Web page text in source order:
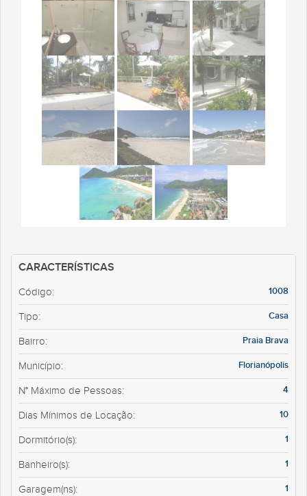
CARACTERÍSTICAS
Código: 1008
Tipo: Casa
Bairro: Praia Brava
Município: Florianópolis
N° Máximo de Pessoas: 4
Dias Mínimos de Locação: 10
Dormitório(s): 1
Banheiro(s): 1
Garagem(ns): 1